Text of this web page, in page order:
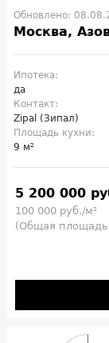
Обновлено:
Москва,
Ипотека:
да
Контакт:
Zipal (Зипал)
Площадь кухни:
9 м²
5 200 000
100 000 руб./м²
(Общая